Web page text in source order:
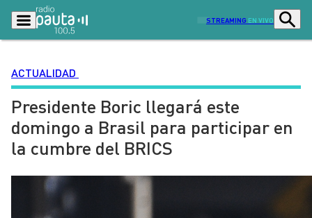
STREAMING EN VIVO
Podcasts
Lo Último Actualidad
Ciudad
Radio en vivo
Tendencias
ACTUALIDAD
Presidente Boric llegará este
domingo a Brasil para participar en
la cumbre del BRICS